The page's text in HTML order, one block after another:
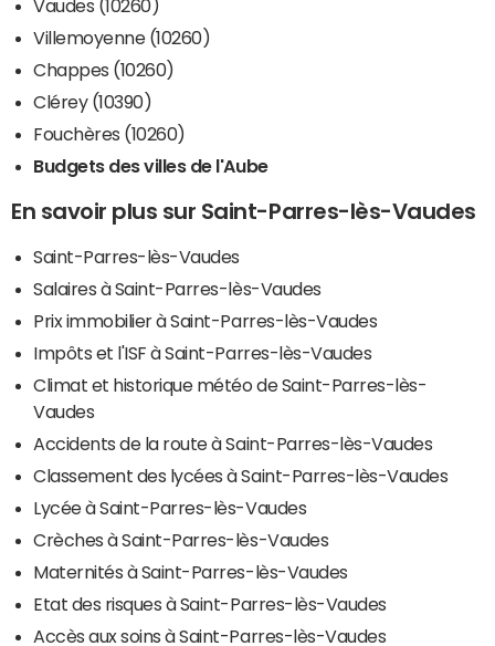
Vaudes (10260)
Villemoyenne (10260)
Chappes (10260)
Clérey (10390)
Fouchères (10260)
Budgets des villes de l'Aube
En savoir plus sur Saint-Parres-lès-Vaudes
Saint-Parres-lès-Vaudes
Salaires à Saint-Parres-lès-Vaudes
Prix immobilier à Saint-Parres-lès-Vaudes
Impôts et l'ISF à Saint-Parres-lès-Vaudes
Climat et historique météo de Saint-Parres-lès-
Vaudes
Accidents de la route à Saint-Parres-lès-Vaudes
Classement des lycées à Saint-Parres-lès-Vaudes
Lycée à Saint-Parres-lès-Vaudes
Crèches à Saint-Parres-lès-Vaudes
Maternités à Saint-Parres-lès-Vaudes
Etat des risques à Saint-Parres-lès-Vaudes
Accès aux soins à Saint-Parres-lès-Vaudes